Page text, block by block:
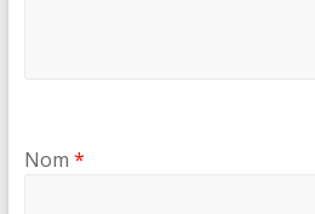
Nom *